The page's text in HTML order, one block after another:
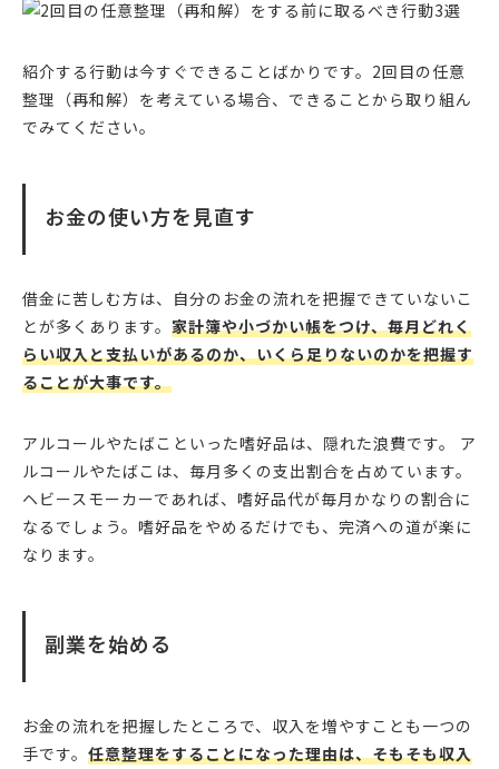
紹介する行動は今すぐできることばかりです。2回目の任意
整理（再和解）を考えている場合、できることから取り組ん
でみてください。
お金の使い方を見直す
借金に苦しむ方は、自分のお金の流れを把握できていないこ
とが多くあります。 家計簿や小づかい帳をつけ、毎月どれく
らい収入と支払いがあるのか、いくら足りないのかを把握す
ることが大事です。
アルコールやたばこといった嗜好品は、隠れた浪費です。 ア
ルコールやたばこは、毎月多くの支出割合を占めています。
ヘビースモーカーであれば、嗜好品代が毎月かなりの割合に
なるでしょう。嗜好品をやめるだけでも、完済への道が楽に
なります。
副業を始める
お金の流れを把握したところで、収入を増やすことも一つの
手です。 任意整理をすることになった理由は、そもそも収入